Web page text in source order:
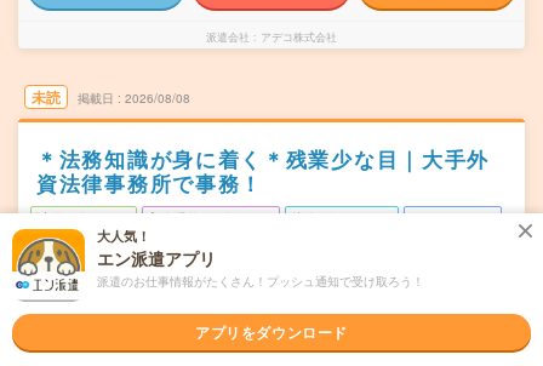
派遣会社 アデコ株式会社
未読 掲載日 2026/08/08
＊法務知識が身に着く＊残業少な目｜大手外
資法律事務所で事務！
派遣
勤務地
東京都千代田区
大手町(東京都)駅から徒歩3分
曜日頻度 月～金※土日休み！
大人気！
エン派遣アプリ
派遣のお仕事情報がたくさん！プッシュ通知で受け取ろう！
アプリをダウンロード